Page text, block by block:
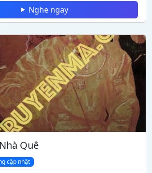
Nghe ngay
Quê
cập nhật